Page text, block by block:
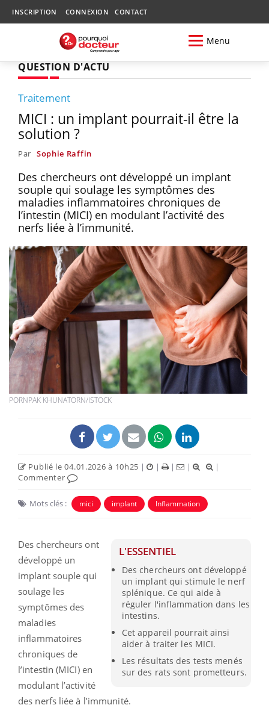
INSCRIPTION CONNEXION CONTACT
Menu
QUESTION D'ACTU
Traitement
MICI : un implant pourrait-il être la
solution ?
Par Sophie Raffin
Des chercheurs ont développé un implant
souple qui soulage les symptômes des
maladies inflammatoires chroniques de
l’intestin (MICI) en modulant l’activité des
nerfs liée à l’immunité.
PORNPAK KHUNATORN/ISTOCK
Publié le 04.01.2026 à 10h25 | | | |
|
Commenter
Mots clés : mici implant Inflammation
L'ESSENTIEL
Des chercheurs ont développé
un implant qui stimule le nerf
splénique. Ce qui aide à
réguler l'inflammation dans les
intestins.
Cet appareil pourrait ainsi
aider à traiter les MICI.
Les résultats des tests menés
sur des rats sont prometteurs.
Des chercheurs ont
développé un
implant souple qui
soulage les
symptômes des
maladies
inflammatoires
chroniques de
l’intestin (MICI) en
modulant l’activité
des nerfs liée à l’immunité.